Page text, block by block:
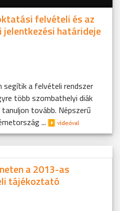
felvételi és az
határideje
a felvételi rendszer
több szombathelyi diák
tovább. Népszerű
...
a 2013-as
tájékoztató